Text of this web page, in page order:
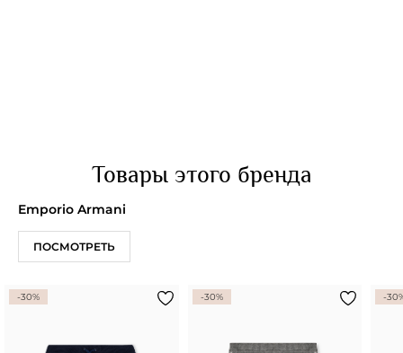
Товары этого бренда
Emporio Armani
ПОСМОТРЕТЬ
-30% -30% -